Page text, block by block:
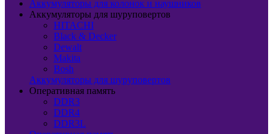
Аккумуляторы для колонок и наушников
Аккумуляторы для шуруповертов
HITACHI
Black & Decker
Dewalt
Makita
Bosh
Аккумуляторы для шуруповертов
Оперативная память
DDR3
DDR4
DDR3L